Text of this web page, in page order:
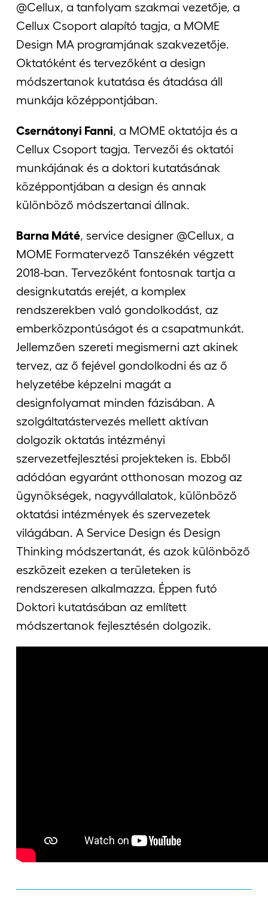
@Cellux, a tanfolyam szakmai vezetője, a
Cellux Csoport alapító tagja, a MOME
Design MA programjának szakvezetője.
Oktatóként és tervezőként a design
módszertanok kutatása és átadása áll
munkája középpontjában.
Csernátonyi Fanni, a MOME oktatója és a
Cellux Csoport tagja. Tervezői és oktatói
munkájának és a doktori kutatásának
középpontjában a design és annak
különböző módszertanai állnak.
Barna Máté, service designer @Cellux, a
MOME Formatervező Tanszékén végzett
2018-ban. Tervezőként fontosnak tartja a
designkutatás erejét, a komplex
rendszerekben való gondolkodást, az
emberközpontúságot és a csapatmunkát.
Jellemzően szereti megismerni azt akinek
tervez, az ő fejével gondolkodni és az ő
helyzetébe képzelni magát a
designfolyamat minden fázisában. A
szolgáltatástervezés mellett aktívan
dolgozik oktatás intézményi
szervezetfejlesztési projekteken is. Ebből
adódóan egyaránt otthonosan mozog az
ügynökségek, nagyvállalatok, különböző
oktatási intézmények és szervezetek
világában. A Service Design és Design
Thinking módszertanát, és azok különböző
eszközeit ezeken a területeken is
rendszeresen alkalmazza. Éppen futó
Doktori kutatásában az említett
módszertanok fejlesztésén dolgozik.